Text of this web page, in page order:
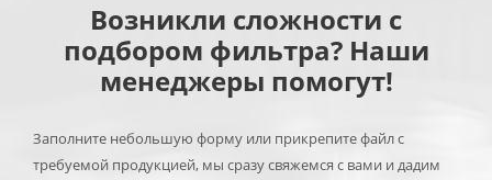
Возникли сложности с
подбором фильтра? Наши
менеджеры помогут!
Заполните небольшую форму или прикрепите файл с
требуемой продукцией, мы сразу свяжемся с вами и дадим